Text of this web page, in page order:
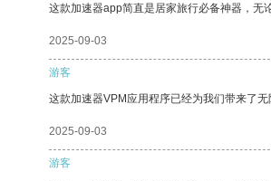
这款加速器app简直是居家旅行必备神器，无
2025-09-03
游客
这款加速器VPM应用程序已经为我们带来了无
2025-09-03
游客